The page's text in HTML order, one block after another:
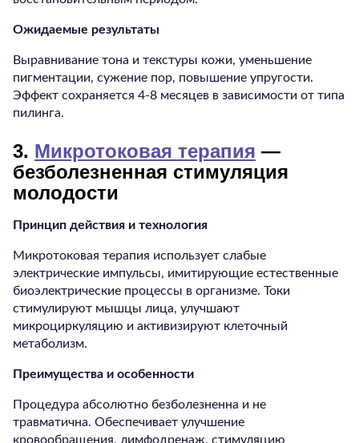
Ожидаемые результаты
Выравнивание тона и текстуры кожи, уменьшение
пигментации, сужение пор, повышение упругости.
Эффект сохраняется 4-8 месяцев в зависимости от типа
пилинга.
3. Микротоковая терапия —
безболезненная стимуляция
молодости
Принцип действия и технология
Микротоковая терапия использует слабые
электрические импульсы, имитирующие естественные
биоэлектрические процессы в организме. Токи
стимулируют мышцы лица, улучшают
микроциркуляцию и активизируют клеточный
метаболизм.
Преимущества и особенности
Процедура абсолютно безболезненна и не
травматична. Обеспечивает улучшение
кровообращения, лимфодренаж, стимуляцию